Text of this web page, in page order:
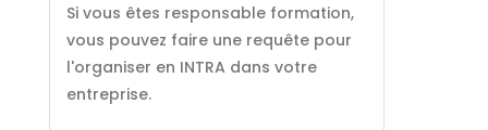
Si vous êtes responsable formation,
vous pouvez faire une requête pour
l'organiser en INTRA dans votre
entreprise.